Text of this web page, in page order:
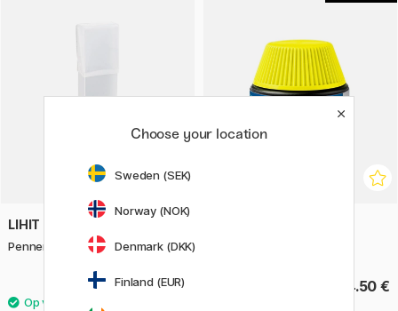
LIHIT LAB
Pennenetui Aqua Drops Wit
3.50 € 14.50 €
Choose your location
Sweden (SEK)
Norway (NOK)
Denmark (DKK)
Finland (EUR)